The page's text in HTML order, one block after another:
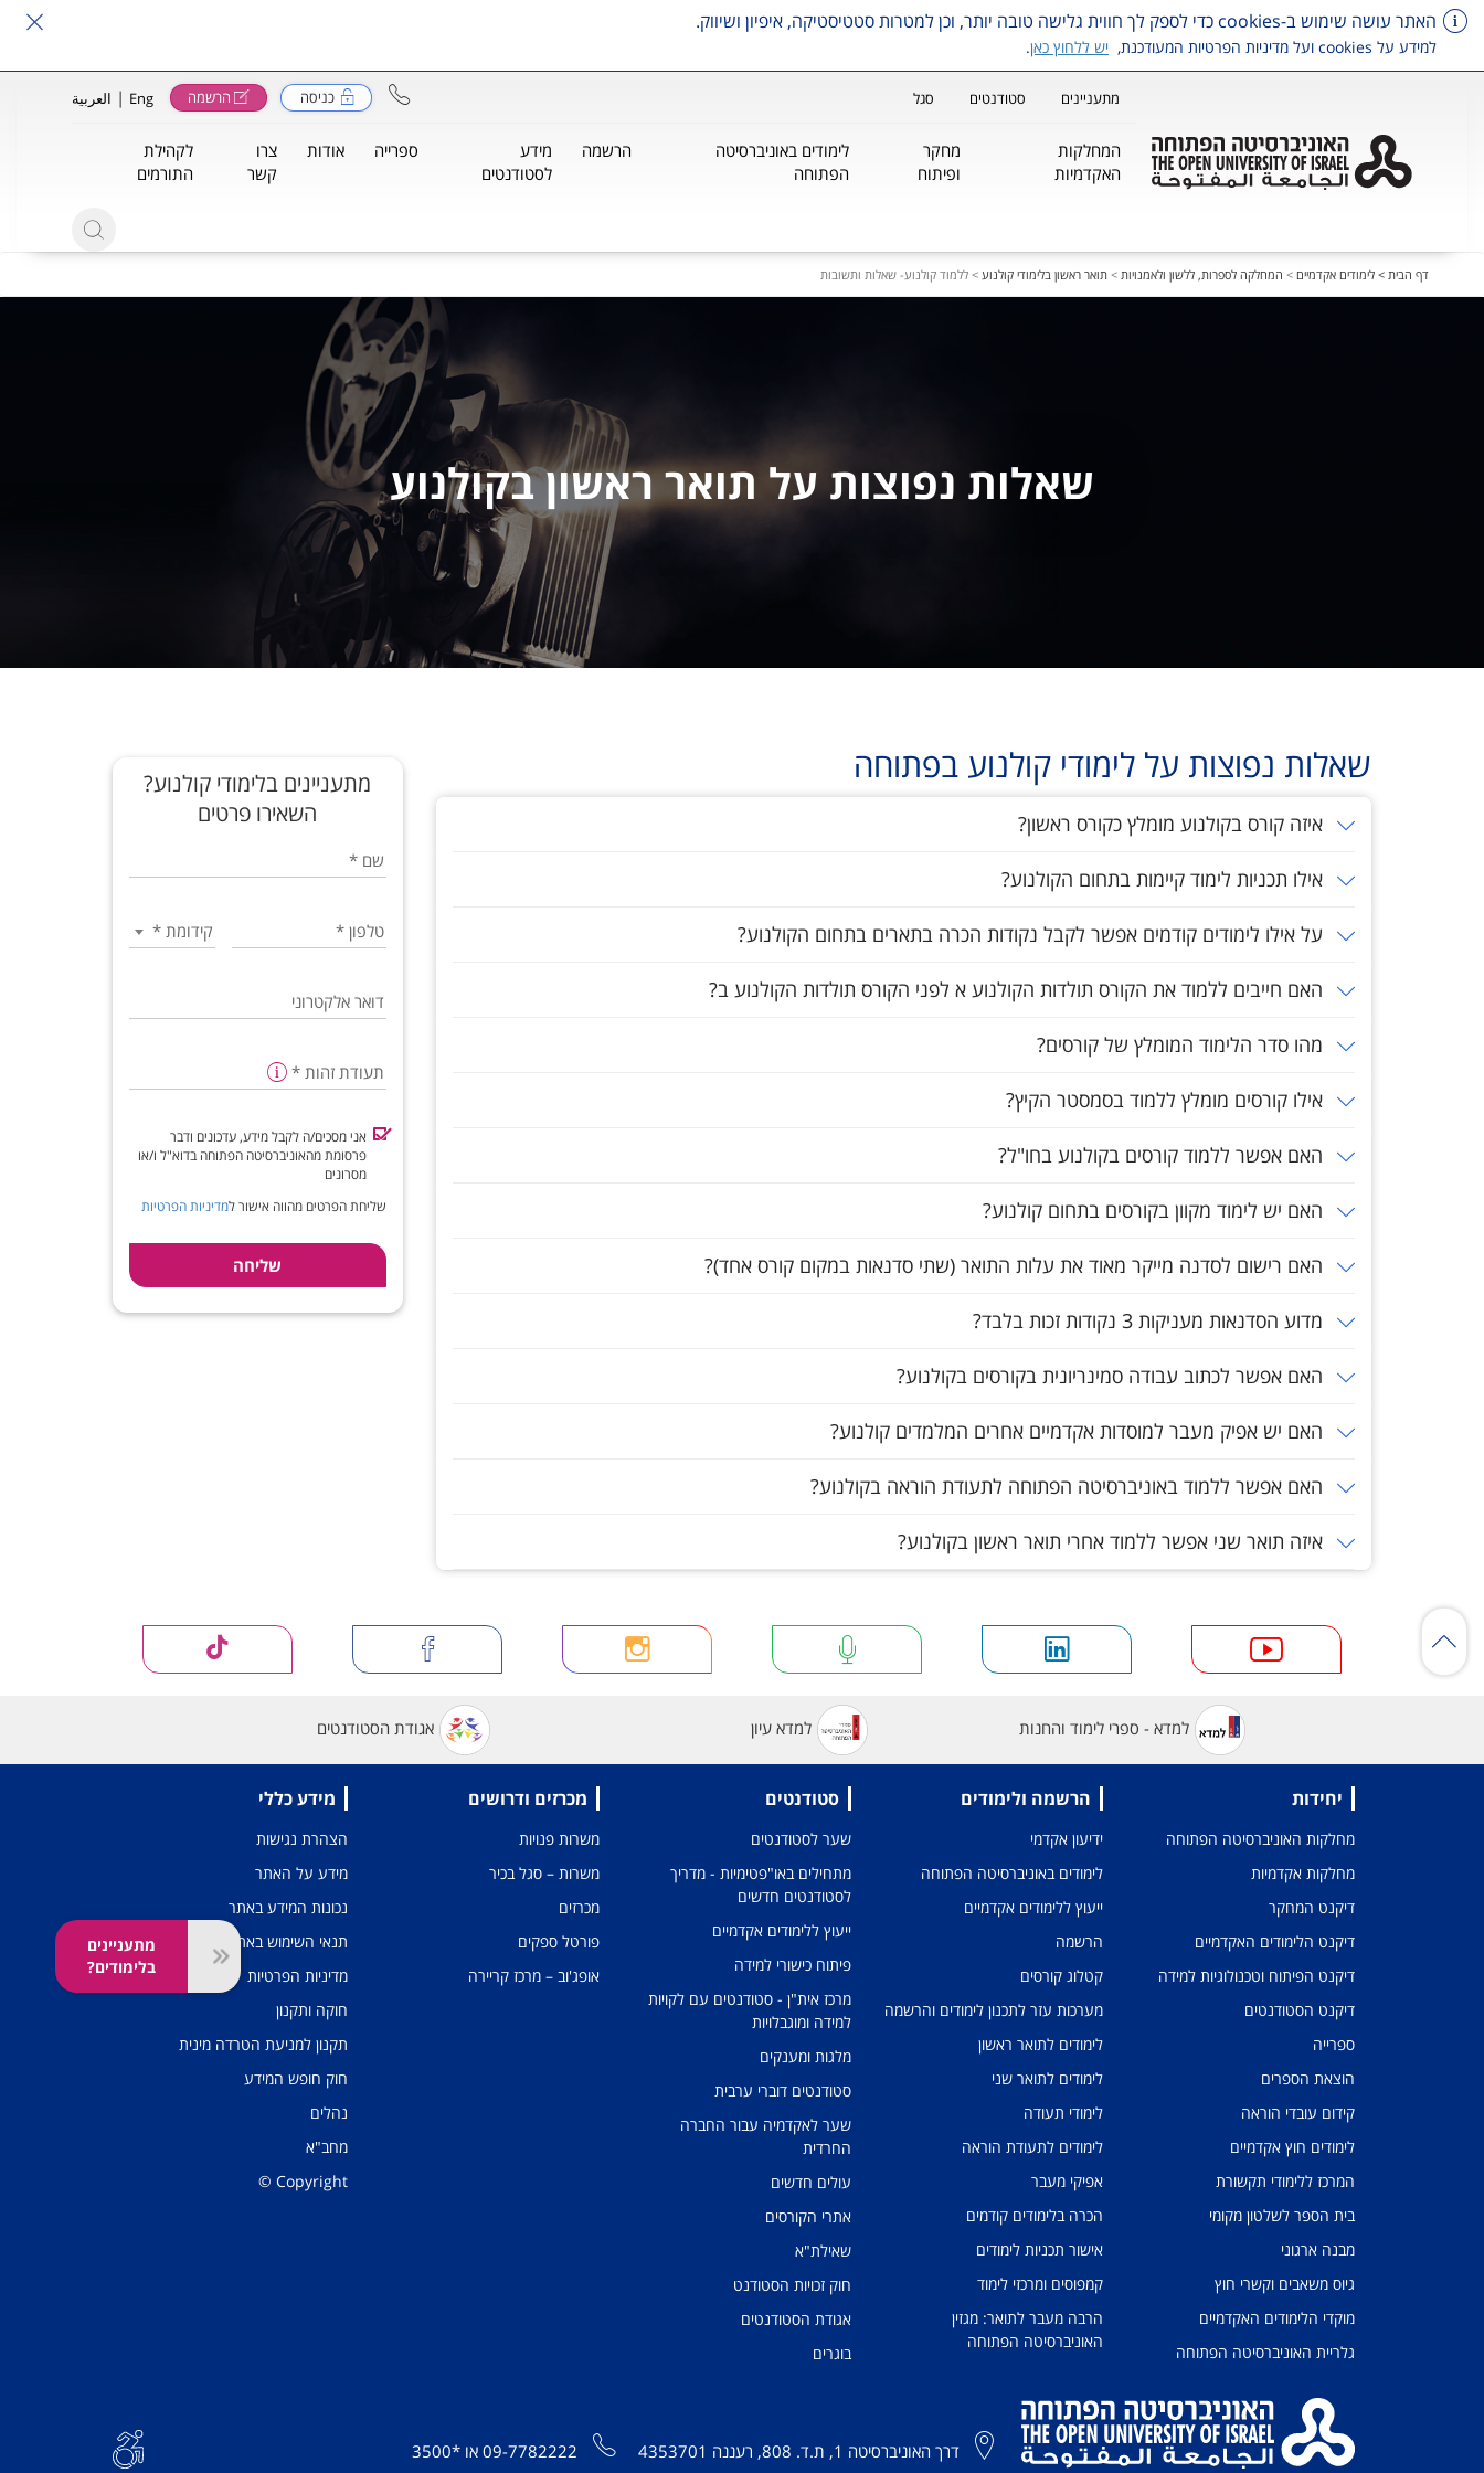
מתעניינים
בלימודים?
האתר עושה שימוש ב-cookies כדי לספק לך חווית גלישה טובה יותר, וכן למטרות סטטיסטיקה, איפיון ושיווק.
למידע על cookies ועל מדיניות הפרטיות המעודכנת, יש ללחוץ כאן.
מתעניינים סטודנטים סגל כניסה הרשמה Eng
| العربية
המחלקות
האקדמיות
מחקר
ופיתוח
לימודים באוניברסיטה
הפתוחה
הרשמה
מידע
לסטודנטים
ספרייה אודות
צרו
קשר
לקהילת
התורמים
דף הבית > לימודים אקדמיים > המחלקה לספרות, ללשון ולאמנויות > תואר ראשון בלימודי קולנוע > ללמוד קולנוע- שאלות ותשובות
שאלות נפוצות על תואר ראשון בקולנוע
שאלות נפוצות על לימודי קולנוע בפתוחה
איזה קורס בקולנוע מומלץ כקורס ראשון?
אילו תכניות לימוד קיימות בתחום הקולנוע?
על אילו לימודים קודמים אפשר לקבל נקודות הכרה בתארים בתחום הקולנוע?
האם חייבים ללמוד את הקורס תולדות הקולנוע א לפני הקורס תולדות הקולנוע ב?
מהו סדר הלימוד המומלץ של קורסים?
אילו קורסים מומלץ ללמוד בסמסטר הקיץ?
האם אפשר ללמוד קורסים בקולנוע בחו"ל?
האם יש לימוד מקוון בקורסים בתחום קולנוע?
האם רישום לסדנה מייקר מאוד את עלות התואר (שתי סדנאות במקום קורס אחד)?
מדוע הסדנאות מעניקות 3 נקודות זכות בלבד?
האם אפשר לכתוב עבודה סמינריונית בקורסים בקולנוע?
האם יש אפיק מעבר למוסדות אקדמיים אחרים המלמדים קולנוע?
האם אפשר ללמוד באוניברסיטה הפתוחה לתעודת הוראה בקולנוע?
איזה תואר שני אפשר ללמוד אחרי תואר ראשון בקולנוע?
מתעניינים בלימודי קולנוע?
השאירו פרטים
שם *
תעודת זהות *
טלפון * קידומת *
דואר אלקטרוני
אני מסכים/ה לקבל מידע, עדכונים ודבר
פרסומת מהאוניברסיטה הפתוחה בדוא"ל ו/או
מסרונים
שליחת הפרטים מהווה אישור למדיניות הפרטיות
למדא - ספרי לימוד והחנות למדא עיון אגודת הסטודנטים
יחידות
מחלקות האוניברסיטה הפתוחה
מחלקות אקדמיות
דיקנט המחקר
דיקנט הלימודים האקדמיים
דיקנט הפיתוח וטכנולוגיות למידה
דיקנט הסטודנטים
ספרייה
הוצאת הספרים
קידום עובדי הוראה
לימודים חוץ אקדמיים
המרכז ללימודי תקשורת
בית הספר לשלטון מקומי
מבנה ארגוני
גיוס משאבים וקשרי חוץ
מוקדי הלימודים האקדמיים
גלריית האוניברסיטה הפתוחה
הרשמה ולימודים
ידיעון אקדמי
לימודים באוניברסיטה הפתוחה
ייעוץ ללימודים אקדמיים
הרשמה
קטלוג קורסים
מערכות עזר לתכנון לימודים והרשמה
לימודים לתואר ראשון
לימודים לתואר שני
לימודי תעודה
לימודים לתעודת הוראה
אפיקי מעבר
הכרה בלימודים קודמים
אישור תכניות לימודים
קמפוסים ומרכזי לימוד
הרבה מעבר לתואר: מגזין
האוניברסיטה הפתוחה
סטודנטים
שער לסטודנטים
מתחילים באו"פטימיות - מדריך
לסטודנטים חדשים
ייעוץ ללימודים אקדמיים
פיתוח כישורי למידה
מרכז אית"ן - סטודנטים עם לקויות
למידה ומוגבלויות
מלגות ומענקים
סטודנטים דוברי ערבית
שער לאקדמיה עבור החברה
החרדית
עולים חדשים
אתרי הקורסים
שאילת"א
חוק זכויות הסטודנט
אגודת הסטודנטים
בוגרים
מכרזים ודרושים
משרות פנויות
משרות – סגל בכיר
מכרזים
פורטל ספקים
אופג'וב – מרכז קריירה
מידע כללי
הצהרת נגישות
מידע על האתר
נכונות המידע באתר
תנאי השימוש באתר
מדיניות הפרטיות
חוקה ותקנון
תקנון למניעת הטרדה מינית
חוק חופש המידע
נהלים
מחב"א
Copyright ©
דרך האוניברסיטה 1, ת.ד. 808, רעננה 4353701 09-7782222 או *3500